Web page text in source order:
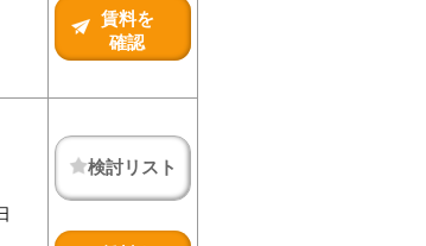
賃料を
確認
検討リスト